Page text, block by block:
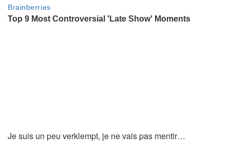
Je suis un peu verklempt, je ne vais pas mentir…